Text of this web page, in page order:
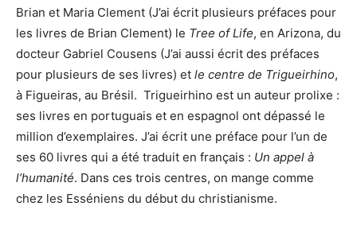
Brian et Maria Clement (J’ai écrit plusieurs préfaces pour
les livres de Brian Clement) le Tree of Life, en Arizona, du
docteur Gabriel Cousens (J’ai aussi écrit des préfaces
pour plusieurs de ses livres) et le centre de Trigueirhino,
à Figueiras, au Brésil. Trigueirhino est un auteur prolixe :
ses livres en portuguais et en espagnol ont dépassé le
million d’exemplaires. J’ai écrit une préface pour l’un de
ses 60 livres qui a été traduit en français : Un appel à
l’humanité. Dans ces trois centres, on mange comme
chez les Esséniens du début du christianisme.